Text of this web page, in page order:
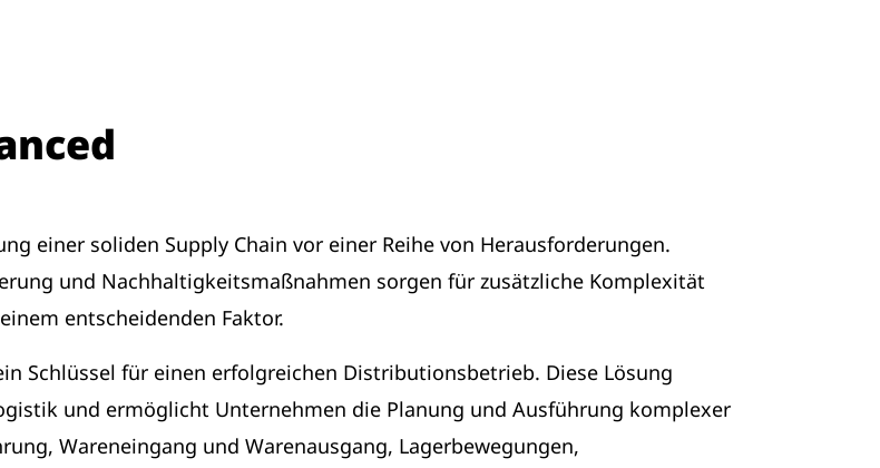
einer soliden Supply Chain vor einer Reihe von Herausforderungen.
und Nachhaltigkeitsmaßnahmen sorgen für zusätzliche Komplexität
entscheidenden Faktor.
Schlüssel für einen erfolgreichen Distributionsbetrieb. Diese Lösung
und ermöglicht Unternehmen die Planung und Ausführung komplexer
Wareneingang und Warenausgang, Lagerbewegungen,